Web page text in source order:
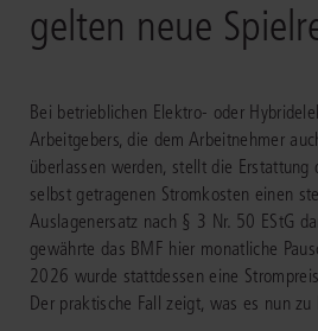
gelten neue
Bei betrieblichen Elektro- oder
Arbeitgebers, die dem Arbeitnehmer
überlassen werden, stellt die Erstattung
selbst getragenen Stromkosten einen
Auslagenersatz nach § 3 Nr. 50 EStG
gewährte das BMF hier monatliche
2026 wurde stattdessen eine
Der praktische Fall zeigt, was es nun zu